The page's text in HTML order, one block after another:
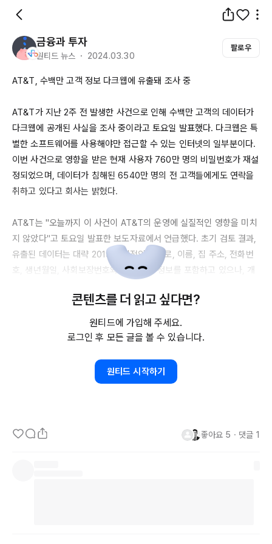
금융과 투자
원티드 뉴스 ・ 2024.03.30
팔로우
AT&T, 수백만 고객 정보 다크웹에 유출돼 조사 중
AT&T가 지난 2주 전 발생한 사건으로 인해 수백만 고객의 데이터가
다크웹에 공개된 사실을 조사 중이라고 토요일 발표했다. 다크웹은 특
별한 소프트웨어를 사용해야만 접근할 수 있는 인터넷의 일부분이다.
이번 사건으로 영향을 받은 현재 사용자 760만 명의 비밀번호가 재설
정되었으며, 데이터가 침해된 6540만 명의 전 고객들에게도 연락을
취하고 있다고 회사는 밝혔다.
AT&T는 "오늘까지 이 사건이 AT&T의 운영에 실질적인 영향을 미치
지 않았다"고 토요일 발표한 보도자료에서 언급했다. 초기 검토 결과,
유출된 데이터는 대략 2019년
이전의 것으로, 이름, 집 주소, 전화번
호, 생년월일, 사회보장번호와 같은 개인 정보를 포함하고 있으나, 개
영향을 받은 사용자들에게 이메일을 통해 알릴 예정이며, 사
기 경보 계정을 설정하고 계정 활동 및 신용 보고서를 모니터링할 것
고객들은 몇 시간 동안 이동통신 서비스에 장애를 겪었으며, 회
사는 이를 시스템 문제로 설명하며 사이버 공격이 아니라고 명확히 했
콘텐츠를 더 읽고 싶다면?
원티드에 가입해 주세요.
로그인 후 모든 글을 볼 수 있습니다.
원티드 시작하기
좋아요 5 ・ 댓글 1